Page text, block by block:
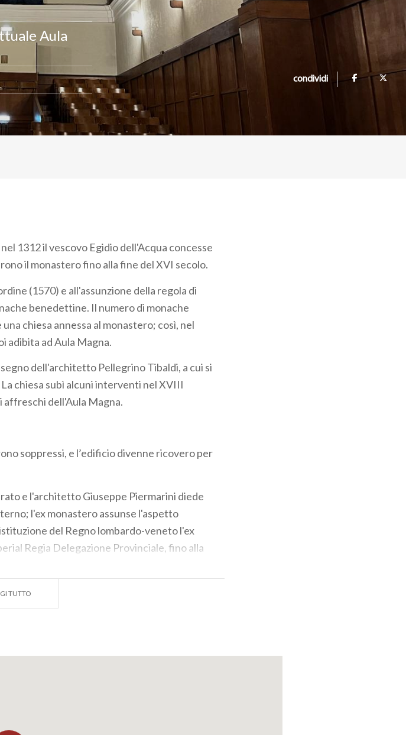
Aula
condividi
1312 il vescovo Egidio dell'Acqua concesse
il monastero fino alla fine del XVI secolo.
(1570) e all'assunzione della regola di
benedettine. Il numero di monache
chiesa annessa al monastero; così, nel
adibita ad Aula Magna.
dell'architetto Pellegrino Tibaldi, a cui si
chiesa subì alcuni interventi nel XVIII
affreschi dell'Aula Magna.
soppressi, e l’edificio divenne ricovero per
e l'architetto Giuseppe Piermarini diede
l'ex monastero assunse l'aspetto
del Regno lombardo-veneto l'ex
Regia Delegazione Provinciale, fino alla
Lodi, fino alla soppressione dell'ente nel
l'ex convento e di trasformarlo in
l'edificio è stato completamente rinnovato e
TUTTO